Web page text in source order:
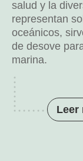
salud y la
representan
oceánicos,
de desove
marina.
Leer